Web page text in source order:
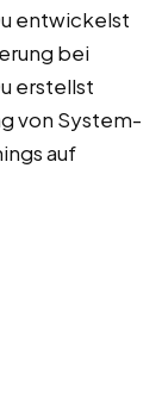
entwickelst
bei
erstellst
von System-
auf